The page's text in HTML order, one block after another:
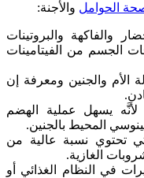
الحوامل والأجنة:
والفاكهة والبروتينات
الجسم من الفيتامينات
الأم والجنين ومعرفة إن
يسهل عملية الهضم
المحيط بالجنين.
تحتوي نسبة عالية من
الغازية.
في النظام الغذائي أو